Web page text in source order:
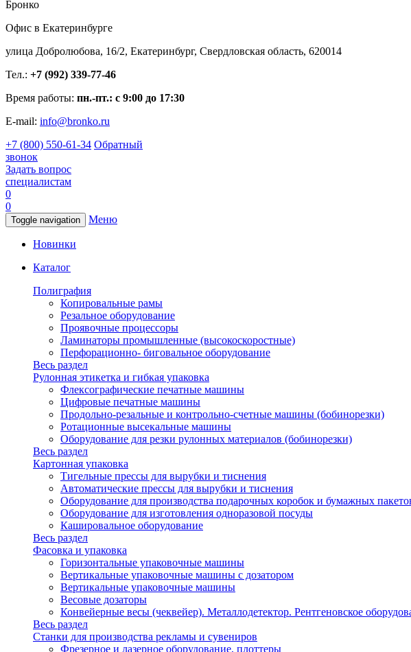
Бронко
Офис в Екатеринбурге
улица Добролюбова, 16/2, Екатеринбург, Свердловская область, 620014
Тел.: +7 (992) 339-77-46
Время работы: пн.-пт.: с 9:00 до 17:30
E-mail: info@bronko.ru
+7 (800) 550-61-34 Обратный
звонок
Задать вопрос
специалистам
0
0
Toggle navigation Меню
Новинки
Каталог
Полиграфия
Копировальные рамы
Резальное оборудование
Проявочные процессоры
Ламинаторы промышленные (высокоскоростные)
Перфорационно- биговальное оборудование
Весь раздел
Рулонная этикетка и гибкая упаковка
Флексографические печатные машины
Цифровые печатные машины
Продольно-резальные и контрольно-счетные машины (бобинорезки)
Ротационные высекальные машины
Оборудование для резки рулонных материалов (бобинорезки)
Весь раздел
Картонная упаковка
Тигельные прессы для вырубки и тиснения
Автоматические прессы для вырубки и тиснения
Оборудование для производства подарочных коробок и бумажных
Оборудование для изготовления одноразовой посуды
Кашировальное оборудование
Весь раздел
Фасовка и упаковка
Горизонтальные упаковочные машины
Вертикальные упаковочные машины с дозатором
Вертикальные упаковочные машины
Весовые дозаторы
Конвейерные весы (чеквейер). Металлодетектор. Рентгеновское
Весь раздел
Станки для производства рекламы и сувениров
Фрезерное и лазерное оборудование, плоттеры